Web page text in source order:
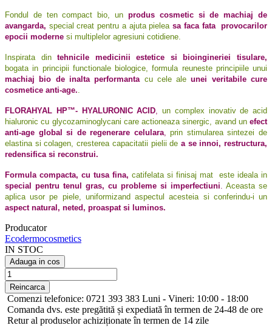
Fondul de ten compact bio, un produs cosmetic si de machiaj de
avangarda, special creat pentru a ajuta pieleasa faca fata provocarilor
epocii moderne si multiplelor agresiuni cotidiene.
Inspirata dintehnicile medicinii estetice si bioingineriei tisulare,
bogata in principii functionale biologice, formula reuneste principiile unui
machiaj bio de inalta performanta cu cele ale unei veritabile cure
cosmetice anti-age..
FLORAHYAL HP™- HYALURONIC ACID, un complex inovativ de acid
hialuronic cu glycozaminoglycani care actioneaza sinergic, avand un efect
anti-age global si de regenerare celulara,prin stimularea sintezei de
elastina si colagen, cresterea capacitatii pielii de a se innoi, restructura,
redensifica si reconstrui.
Formula compacta, cu tusa fina, catifelata si finisaj mat este ideala in
special pentru tenul gras, cu probleme si imperfectiuni. Aceasta se
aplica usor pe piele, uniformizand aspectul acesteia si conferindu-i un
aspect natural, neted, proaspat si luminos.
Producator
Ecodermocosmetics
IN STOC
Adauga in cos
Comenzi telefonice: 0721 393 383 Luni - Vineri: 10:00 - 18:00
Comanda dvs. este pregătită și expediată în termen de 24-48 de ore
Retur al produselor achiziționate în termen de 14 zile